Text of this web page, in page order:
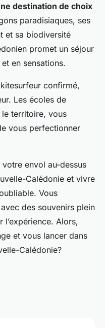
destination de choix
paradisiaques, ses
et sa biodiversité
promet un séjour
en sensations.
confirmé,
Les écoles de
le territoire, vous
vous perfectionner
votre envol au-dessus
Calédonie et vivre
Vous
des souvenirs plein
l’expérience. Alors,
et vous lancer dans
Calédonie?